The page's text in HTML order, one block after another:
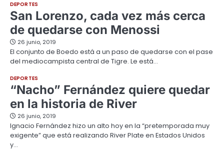
DEPORTES
San Lorenzo, cada vez más cerca
de quedarse con Menossi
26 junio, 2019
El conjunto de Boedo está a un paso de quedarse con el pase
del mediocampista central de Tigre. Le está…
DEPORTES
“Nacho” Fernández quiere quedar
en la historia de River
26 junio, 2019
Ignacio Fernández hizo un alto hoy en la “pretemporada muy
exigente” que está realizando River Plate en Estados Unidos
y…